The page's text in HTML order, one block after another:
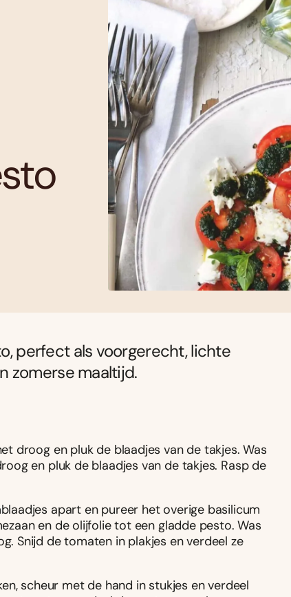
perfect als voorgerecht, lichte
zomerse maaltijd.
droog en pluk de blaadjes van de takjes. Was
en pluk de blaadjes van de takjes. Rasp de
apart en pureer het overige basilicum
en de olijfolie tot een gladde pesto. Was
Snijd de tomaten in plakjes en verdeel ze
scheur met de hand in stukjes en verdeel